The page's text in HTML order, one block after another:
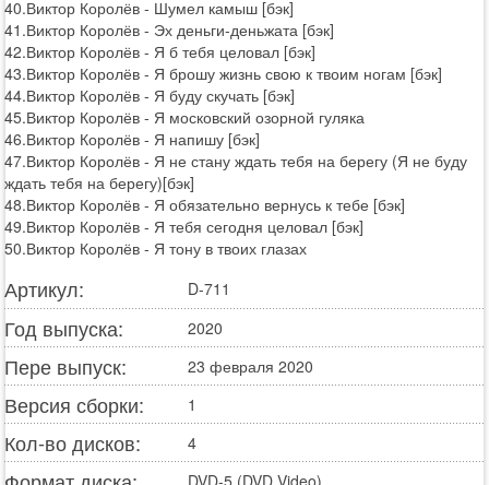
40.Виктор Королёв - Шумел камыш [бэк]
41.Виктор Королёв - Эх деньги-деньжата [бэк]
42.Виктор Королёв - Я б тебя целовал [бэк]
43.Виктор Королёв - Я брошу жизнь свою к твоим ногам [бэк]
44.Виктор Королёв - Я буду скучать [бэк]
45.Виктор Королёв - Я московский озорной гуляка
46.Виктор Королёв - Я напишу [бэк]
47.Виктор Королёв - Я не стану ждать тебя на берегу (Я не буду
ждать тебя на берегу)[бэк]
48.Виктор Королёв - Я обязательно вернусь к тебе [бэк]
49.Виктор Королёв - Я тебя сегодня целовал [бэк]
50.Виктор Королёв - Я тону в твоих глазах
Артикул: D-711
Год выпуска: 2020
Пере выпуск: 23 февраля 2020
Версия сборки: 1
Кол-во дисков: 4
DVD-5 (DVD Video)